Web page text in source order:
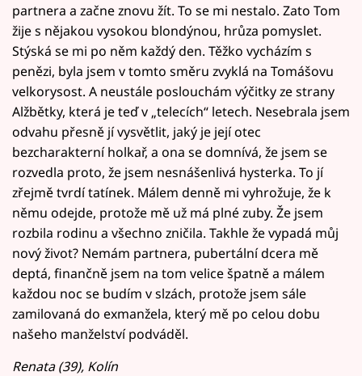
partnera a začne znovu žít. To se mi nestalo. Zato Tom
žije s nějakou vysokou blondýnou, hrůza pomyslet.
Stýská se mi po něm každý den. Těžko vycházím s
penězi, byla jsem v tomto směru zvyklá na Tomášovu
velkorysost. A neustále poslouchám výčitky ze strany
Alžbětky, která je teď v „telecích“ letech. Nesebrala jsem
odvahu přesně jí vysvětlit, jaký je její otec
bezcharakterní holkař, a ona se domnívá, že jsem se
rozvedla proto, že jsem nesnášenlivá hysterka. To jí
zřejmě tvrdí tatínek. Málem denně mi vyhrožuje, že k
němu odejde, protože mě už má plné zuby. Že jsem
rozbila rodinu a všechno zničila. Takhle že vypadá můj
nový život? Nemám partnera, pubertální dcera mě
deptá, finančně jsem na tom velice špatně a málem
každou noc se budím v slzách, protože jsem sále
zamilovaná do exmanžela, který mě po celou dobu
našeho manželství podváděl.
Renata (39), Kolín